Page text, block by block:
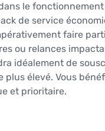
le
de service
faire
ou relances
idéalement de
plus élevé. Vous
et prioritaire.